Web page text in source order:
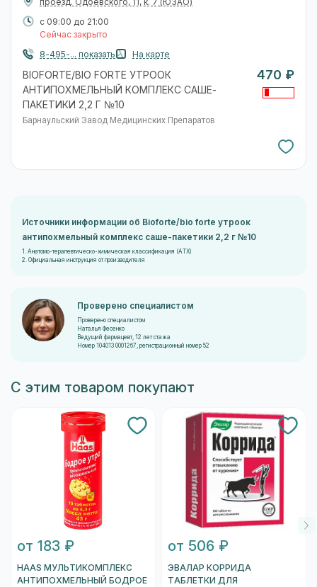
проезд. Одоевского, 11, к. 7 (ЮЗАО)
с 09:00 до 21:00
Сейчас закрыто
8-495-... показать
На карте
BIOFORTE/BIO FORTE УТРООК
АНТИПОХМЕЛЬНЫЙ КОМПЛЕКС САШЕ-
ПАКЕТИКИ 2,2 Г №10
Барнаульский Завод Медицинских Препаратов
470 ₽
Источники информации об Bioforte/bio forte утроок
антипохмельный комплекс саше-пакетики 2,2 г №10
1. Анатомо-терапевтическо-химическая классификация (ATX)
2. Официальная инструкция от производителя
Проверено специалистом
Проверено специалистом
Наталья Фесенко
Ведущий фармацевт, 12 лет стажа
Номер 104013 0001267, регистрационный номер 52
С этим товаром покупают
от 183 ₽
HAAS МУЛЬТИКОМПЛЕКС
АНТИПОХМЕЛЬНЫЙ БОДРОЕ
от 506 ₽
ЭВАЛАР КОРРИДА
ТАБЛЕТКИ ДЛЯ